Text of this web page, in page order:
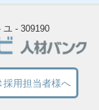
- 309190
採用担当者様へ